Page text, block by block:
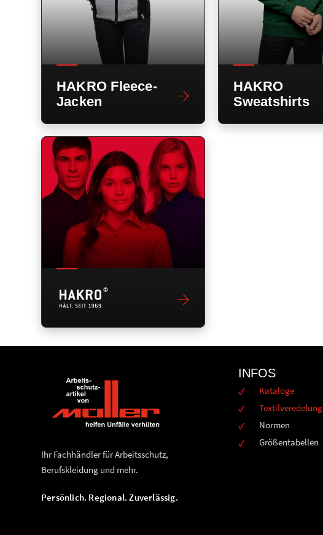
HAKRO Fleece-
Jacken
HAKRO
Sweatshirts
Ihr Fachhändler für Arbeitsschutz,
Berufskleidung und mehr.
Persönlich. Regional. Zuverlässig.
INFOS
Kataloge
Textilveredelung
Normen
Größentabellen